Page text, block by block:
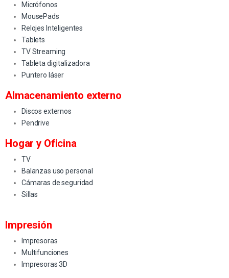
Micrófonos
MousePads
Relojes Inteligentes
Tablets
TV Streaming
Tableta digitalizadora
Puntero láser
Almacenamiento externo
Discos externos
Pendrive
Hogar y Oficina
TV
Balanzas uso personal
Cámaras de seguridad
Sillas
Impresión
Impresoras
Multifunciones
Impresoras 3D